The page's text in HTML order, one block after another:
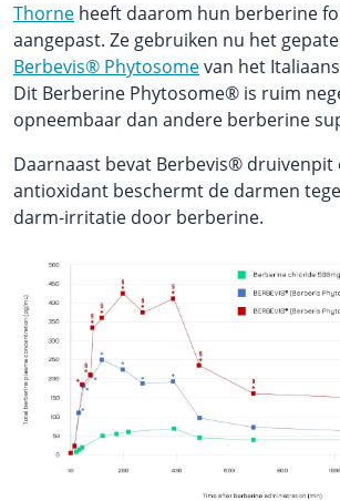
Thorne heeft daarom hun berberine
aangepast. Ze gebruiken nu het
Berbevis® Phytosomevan het
Dit Berberine Phytosome® is ruim
opneembaar dan andere berberine
Daarnaast bevat Berbevis® druivenpit
antioxidant beschermt de darmen
darm-irritatie door berberine.